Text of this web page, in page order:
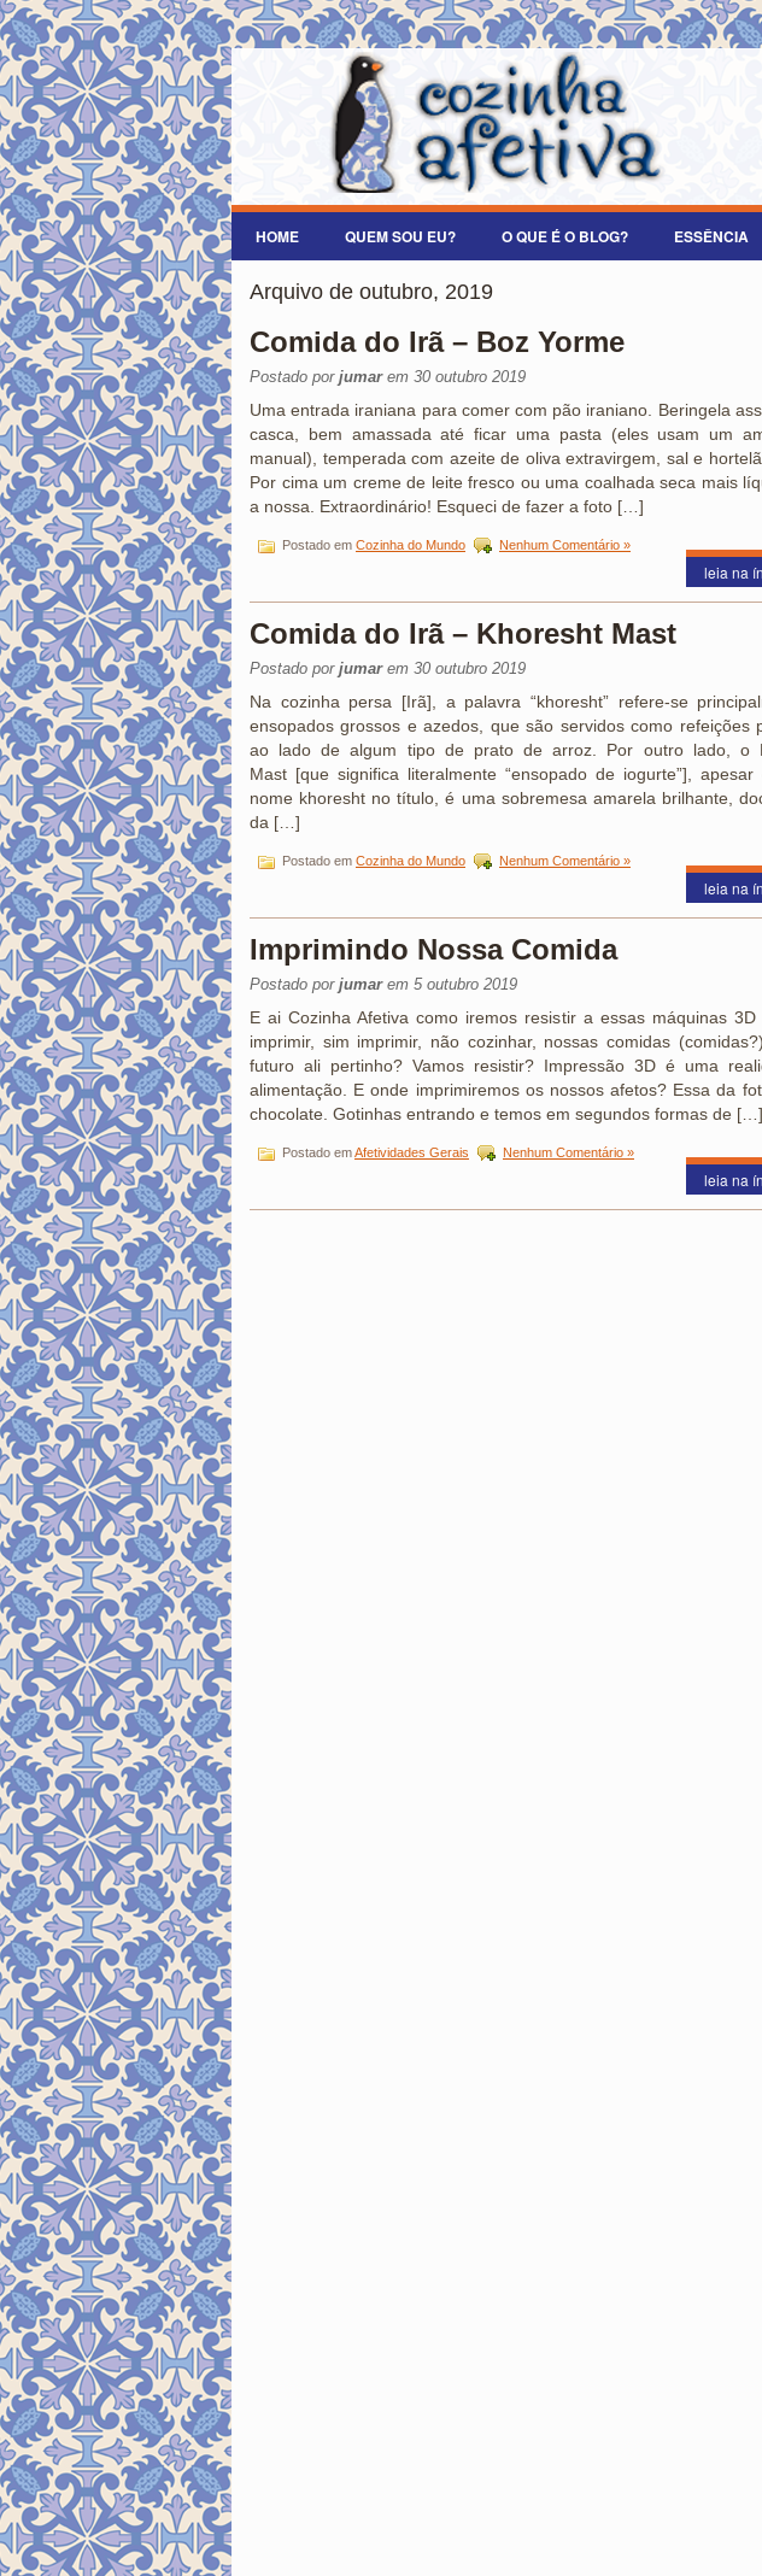
HOME QUEM SOU EU? O QUE É O BLOG? ESSÊNCIA
Arquivo de outubro, 2019
Comida do Irã – Boz Yorme
Postado por jumarem 30 outubro 2019
Uma entrada iraniana para comer com pão iraniano. Beringela
casca, bem amassada até ficar uma pasta (eles usam um
manual), temperada com azeite de oliva extravirgem, sal e hortelã
Por cima um creme de leite fresco ou uma coalhada seca mais
a nossa. Extraordinário! Esqueci de fazer a foto […]
Postado em Cozinha do Mundo Nenhum Comentário »
leia na
Comida do Irã – Khoresht Mast
Postado por jumarem 30 outubro 2019
Na cozinha persa [Irã], a palavra “khoresht” refere-se
ensopados grossos e azedos, que são servidos como refeições
ao lado de algum tipo de prato de arroz. Por outro lado, o
Mast [que significa literalmente “ensopado de iogurte”],
nome khoresht no título, é uma sobremesa amarela brilhante,
da […]
Postado em Cozinha do Mundo Nenhum Comentário »
leia na
Imprimindo Nossa Comida
Postado por jumarem 5 outubro 2019
E ai Cozinha Afetiva como iremos resistir a essas máquinas
imprimir, sim imprimir, não cozinhar, nossas comidas
futuro ali pertinho? Vamos resistir? Impressão 3D é uma
alimentação. E onde imprimiremos os nossos afetos? Essa da
chocolate. Gotinhas entrando e temos em segundos formas de […]
Postado emAfetividades Gerais Nenhum Comentário »
leia na